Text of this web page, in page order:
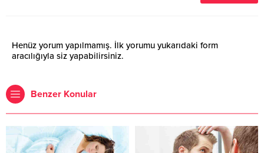
Henüz yorum yapılmamış. İlk yorumu yukarıdaki form
aracılığıyla siz yapabilirsiniz.
Benzer Konular